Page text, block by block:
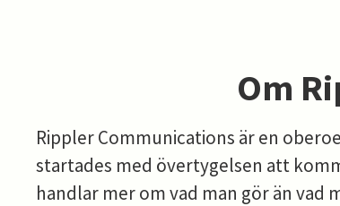
Om
Rippler Communications är en
startades med övertygelsen att
handlar mer om vad man gör än vad